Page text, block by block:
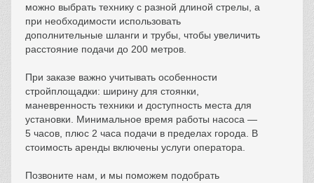
можно выбрать технику с разной длиной стрелы, а
при необходимости использовать
дополнительные шланги и трубы, чтобы увеличить
расстояние подачи до 200 метров.
При заказе важно учитывать особенности
стройплощадки: ширину для стоянки,
маневренность техники и доступность места для
установки. Минимальное время работы насоса —
5 часов, плюс 2 часа подачи в пределах города. В
стоимость аренды включены услуги оператора.
Позвоните нам, и мы поможем подобрать